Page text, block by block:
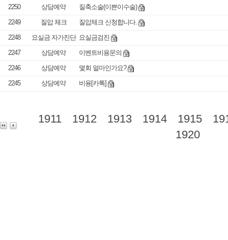
2250
상담예약
질축소술(이쁜이수술)
2249
질압 체크
질압체크 신청합니다.
2248
요실금 자가진단 요실금검진
2247
상담예약
이벤트비용문의
2246
상담예약
몇회 얼마인가요?
2245
상담예약 비용[카톡]
1911 1912 1913 1914 1915
1920